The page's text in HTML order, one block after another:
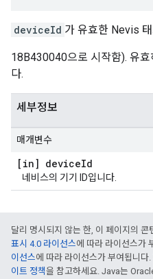
deviceId 가 유효한 Nevis
18B430040으로 시작함). 유
다.
세부정보
매개변수
[in] deviceId
네비스의 기기 ID입니다.
달리 명시되지 않는 한, 이 페이지의 콘
표시 4.0 라이선스에 따라 라이선스가
이선스에 따라 라이선스가 부여됩니다
이트 정책을 참고하세요. Java는